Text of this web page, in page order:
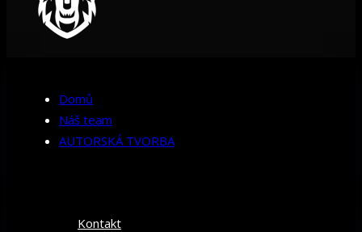
Domů
Náš team
AUTORSKÁ TVORBA
Kontakt